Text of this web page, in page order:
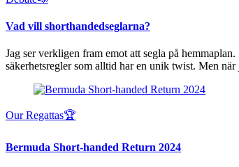
Vad vill shorthandedseglarna?
Jag ser verkligen fram emot att segla på
säkerhetsregler som alltid har en unik twist. Men
Our Regattas🏆
Bermuda Short-handed Return 2024